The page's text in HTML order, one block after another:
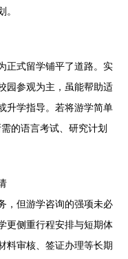
正式留学铺平了道路。实
园参观为主，虽能帮助适
升学指导。若将游学简单
的语言考试、研究计划
，但游学咨询的强项未必
更侧重行程安排与短期体
料审核、签证办理等长期